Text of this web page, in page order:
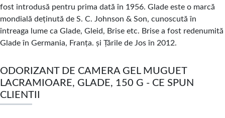
fost introdusă pentru prima dată în 1956. Glade este o marcă
mondială deținută de S. C. Johnson & Son, cunoscută în
întreaga lume ca Glade, Gleid, Brise etc. Brise a fost redenumită
Glade în Germania, Franța. și Țările de Jos în 2012.
ODORIZANT DE CAMERA GEL MUGUET
LACRAMIOARE, GLADE, 150 G - CE SPUN
CLIENTII